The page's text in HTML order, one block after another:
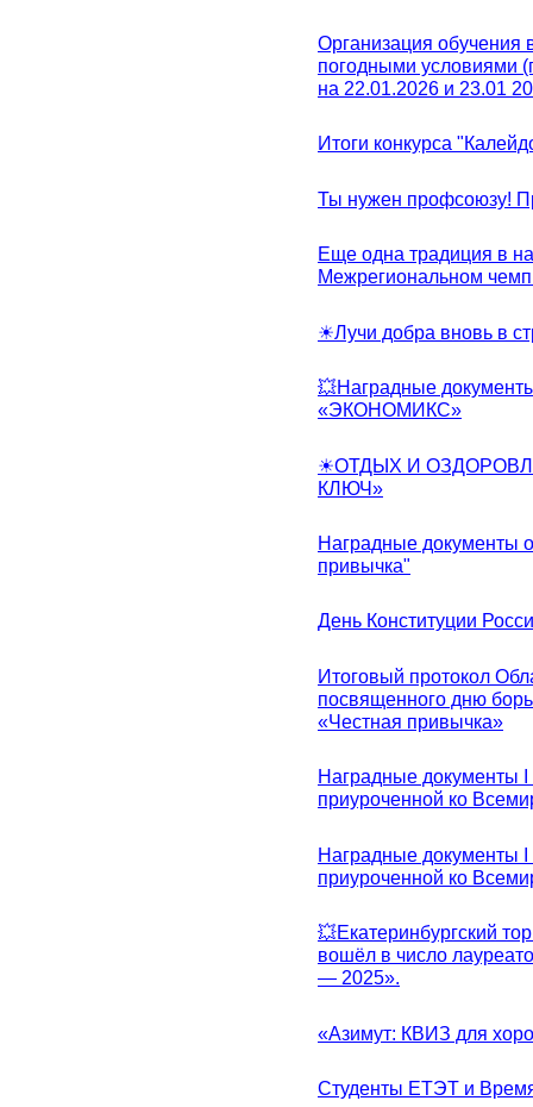
Организация обучения
погодными условиями
на 22.01.2026 и 23.01
Итоги конкурса
Ты нужен профсоюзу!
Еще одна традиция в
Межрегиональном
☀Лучи добра вновь в
💥Наградные
«ЭКОНОМИКС»
☀ОТДЫХ И
КЛЮЧ»
Наградные документы
привычка"
День Конституции
Итоговый протокол
посвященного дню
«Честная привычка»
Наградные документы
приуроченной ко
Наградные документы
приуроченной ко
💥Екатеринбургский
вошёл в число
— 2025».
«Азимут: КВИЗ для
Студенты ЕТЭТ и